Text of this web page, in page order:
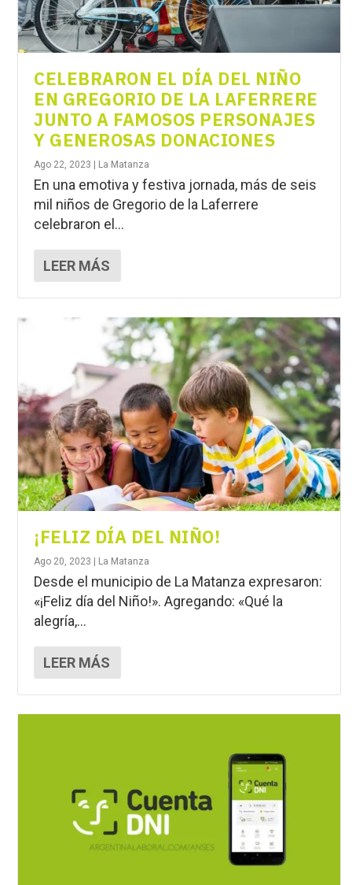
CELEBRARON EL DÍA DEL NIÑO
EN GREGORIO DE LA LAFERRERE
JUNTO A FAMOSOS PERSONAJES
Y GENEROSAS DONACIONES
Ago 22, 2023 La Matanza
En una emotiva y festiva jornada, más de seis
mil niños de Gregorio de la Laferrere
celebraron el...
LEER MÁS
¡FELIZ DÍA DEL NIÑO!
Ago 20, 2023 | La Matanza
Desde el municipio de La Matanza expresaron:
«¡Feliz día del Niño!». Agregando: «Qué la
alegría,...
LEER MÁS